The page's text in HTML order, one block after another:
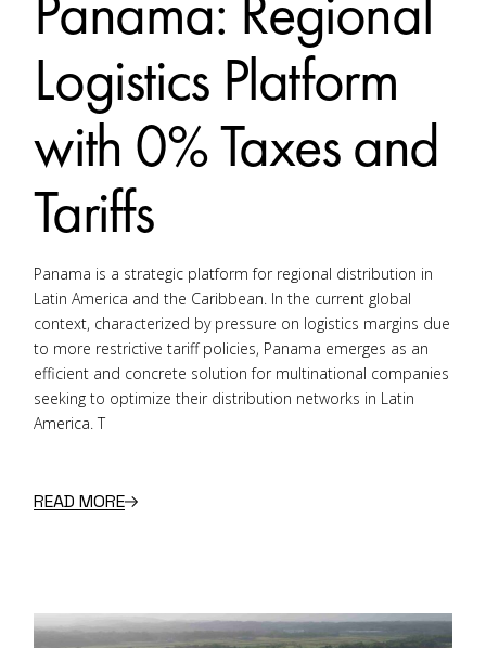
Logistics Platform
with 0% Taxes and
Tariffs
Panama is a strategic platform for regional distribution in
Latin America and the Caribbean. In the current global
context, characterized by pressure on logistics margins due
to more restrictive tariff policies, Panama emerges as an
efficient and concrete solution for multinational companies
seeking to optimize their distribution networks in Latin
America. T
READ MORE